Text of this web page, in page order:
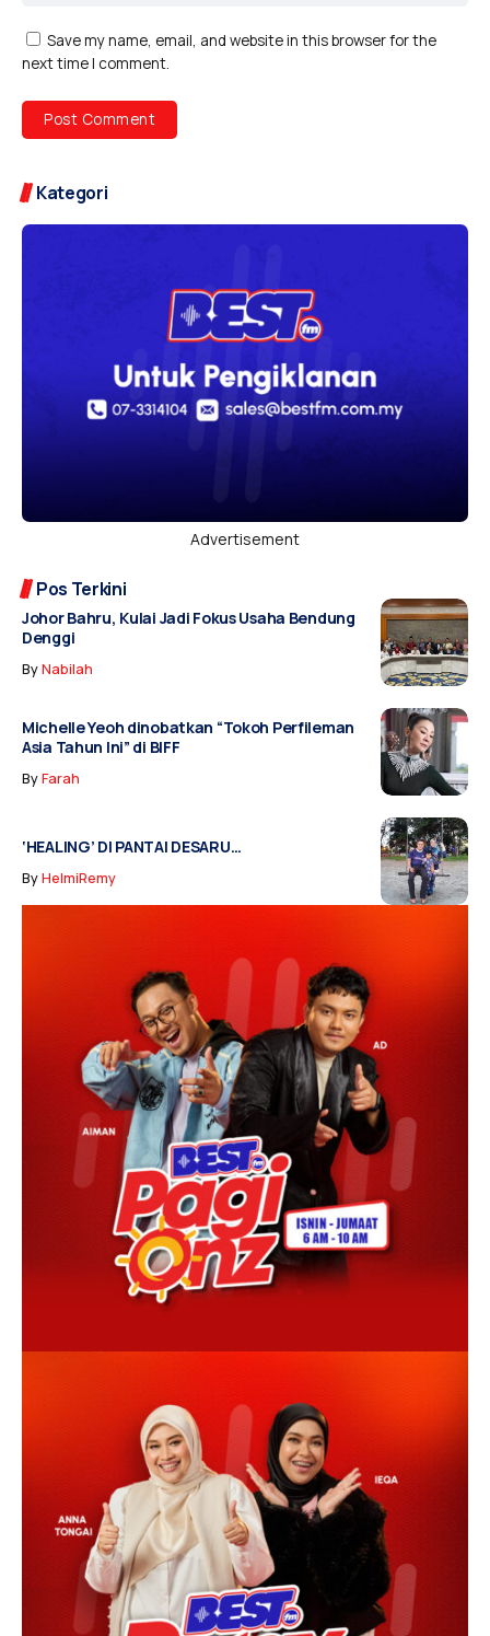
Save my name, email, and website in this browser for the
next time I comment.
Kategori
Advertisement
Pos Terkini
Johor Bahru, Kulai Jadi Fokus Usaha Bendung
Denggi
ByNabilah
Michelle Yeoh dinobatkan “Tokoh Perfileman
Asia Tahun Ini” di BIFF
ByFarah
‘HEALING’ DI PANTAI DESARU…
ByHelmiRemy